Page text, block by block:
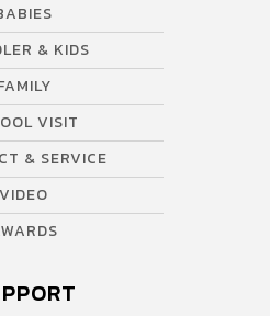
& KIDS
VISIT
& SERVICE
VIDEO